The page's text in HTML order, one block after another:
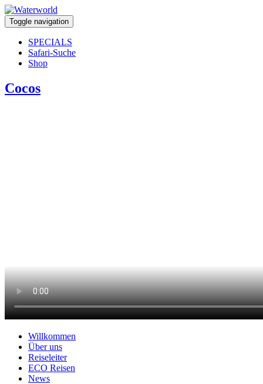
Toggle navigation
SPECIALS
Safari-Suche
Shop
Cocos
Willkommen
Über uns
Reiseleiter
ECO Reisen
News